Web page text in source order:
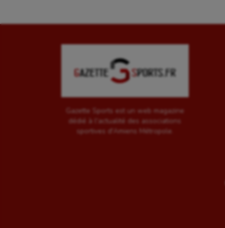
Gazette Sports est un web magazine
dédié à l'actualité des associations
sportives d'Amiens Métropole.